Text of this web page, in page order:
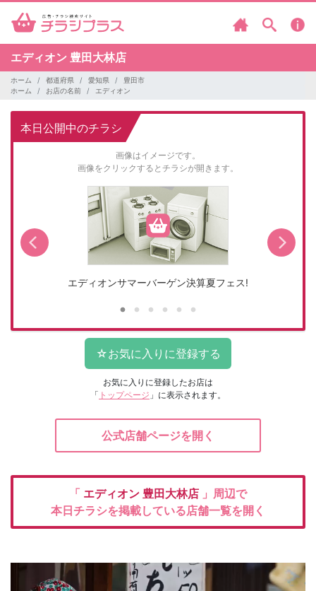
エディオン 豊田大林店
ホーム 都道府県 愛知県
豊田市
ホーム
お店の名前 エディオン
本日公開中のチラシ
画像はイメージです。
画像をクリックするとチラシが開きます。
エディオンサマーバーゲン決算夏フェス!
お気に入りに登録したお店は
「 トップページ 」に表示されます。
公式店舗ページを開く
「 エディオン 豊田大林店 」周辺で
本日チラシを掲載している店舗一覧を開く